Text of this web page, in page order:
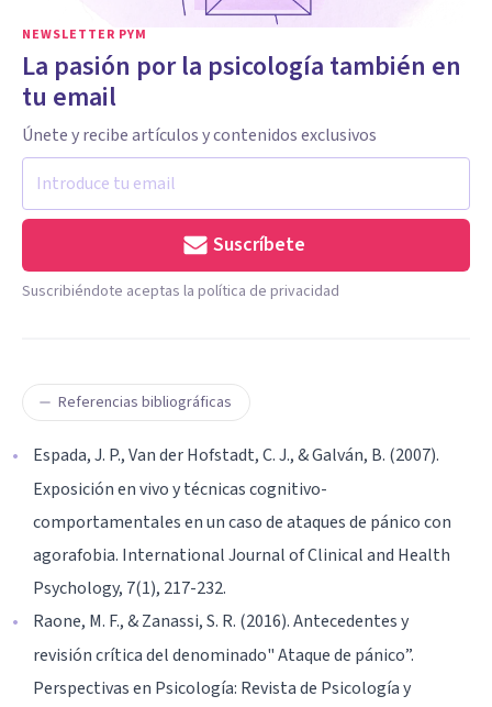
NEWSLETTER PYM
La pasión por la psicología también en
tu email
Únete y recibe artículos y contenidos exclusivos
Suscríbete
Suscribiéndote aceptas la política de privacidad
Referencias bibliográficas
Espada, J. P., Van der Hofstadt, C. J., & Galván, B. (2007).
Exposición en vivo y técnicas cognitivo-
comportamentales en un caso de ataques de pánico con
agorafobia. International Journal of Clinical and Health
Psychology, 7(1), 217-232.
Raone, M. F., & Zanassi, S. R. (2016). Antecedentes y
revisión crítica del denominado" Ataque de pánico”.
Perspectivas en Psicología: Revista de Psicología y